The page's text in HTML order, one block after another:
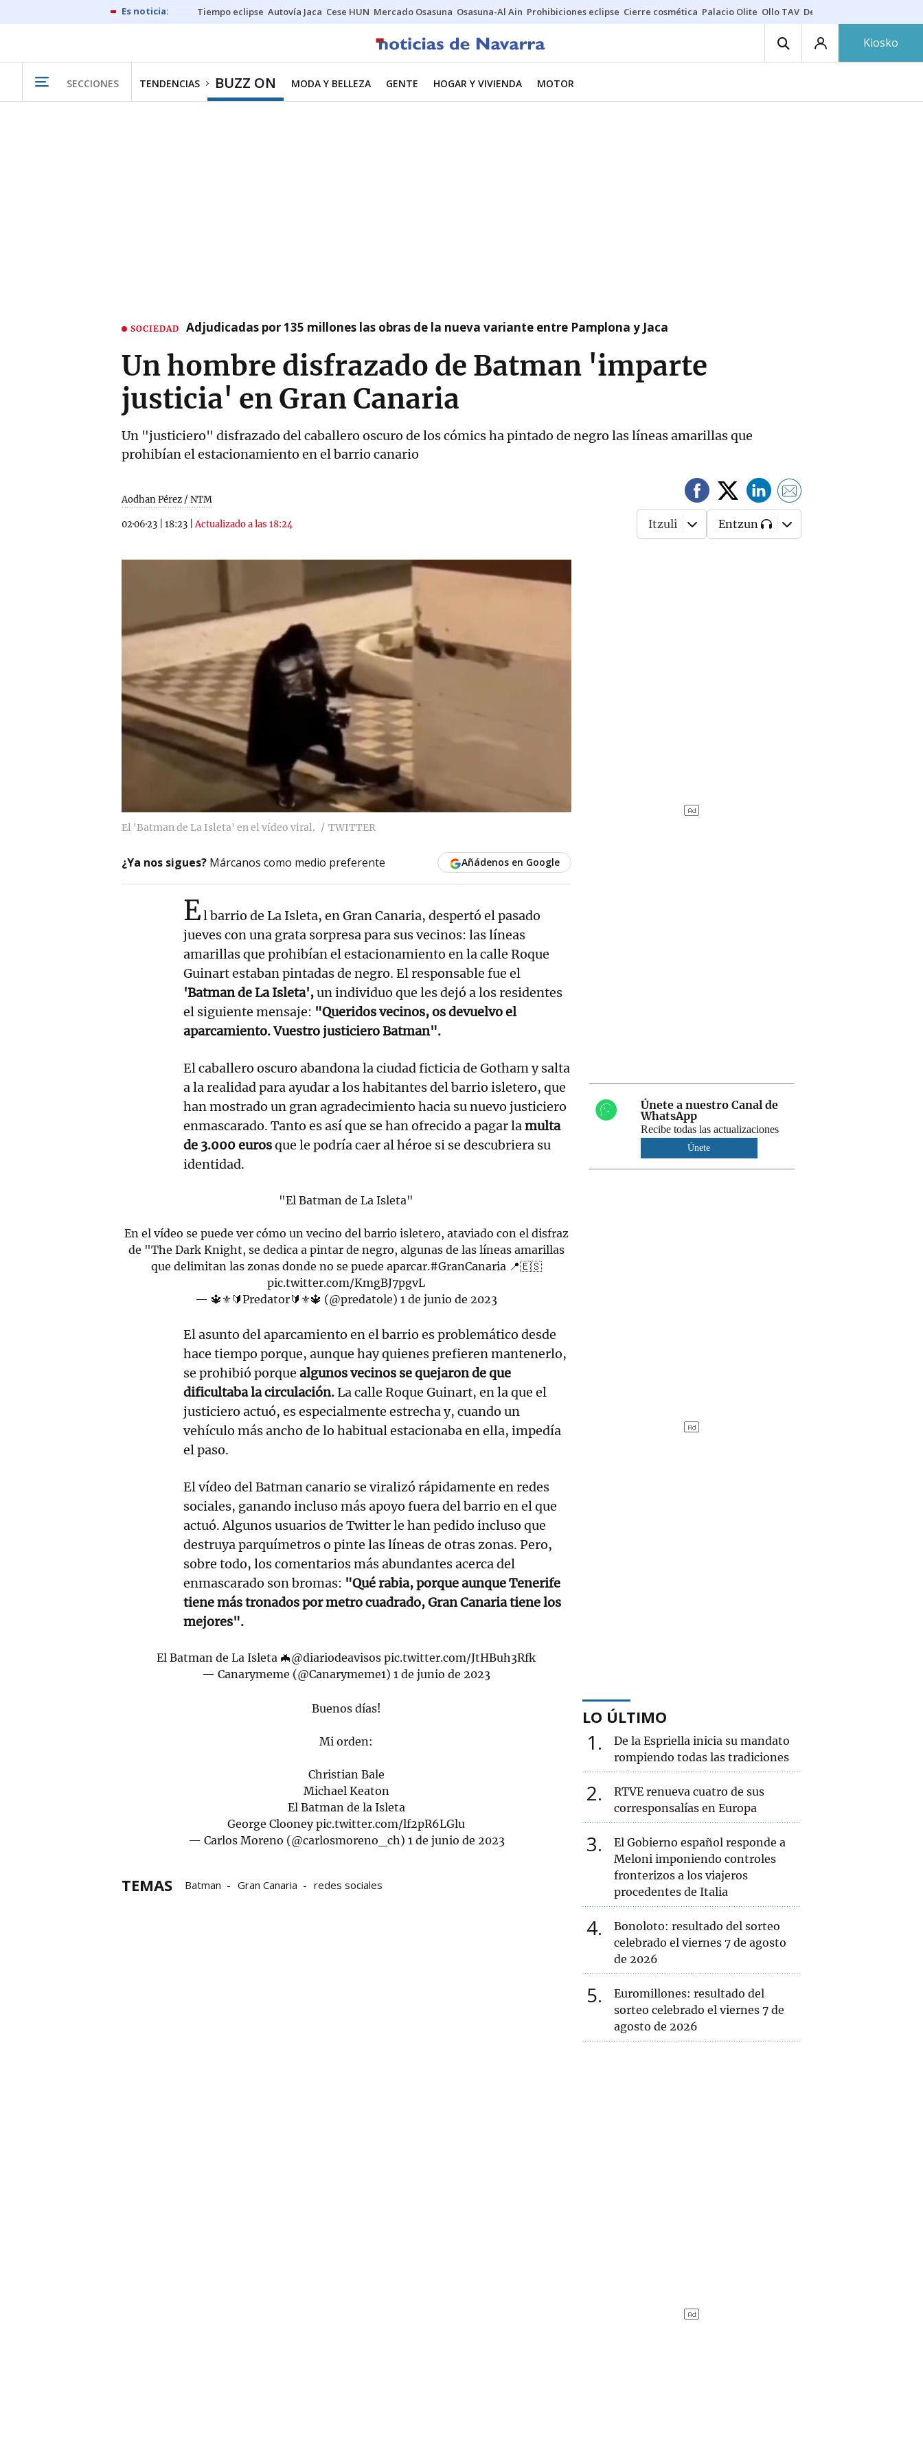
Tiempo eclipse Autovía Jaca Cese HUN Mercado Osasuna Osasuna-Al Ain Prohibiciones eclipse Cierre cosmética Palacio Olite Ollo TAV Derrama vecinos
Kiosko
SECCIONES TENDENCIAS BUZZ ON MODA Y BELLEZA GENTE HOGAR Y VIVIENDA MOTOR
SOCIEDAD Adjudicadas por 135 millones las obras de la nueva variante entre Pamplona y Jaca
Un hombre disfrazado de Batman 'imparte
justicia' en Gran Canaria
Un "justiciero" disfrazado del caballero oscuro de los cómics ha pintado de negro las líneas amarillas que
prohibían el estacionamiento en el barrio canario
Aodhan Pérez / NTM
02·06·23 18:23 |Actualizado a las 18:24 Itzuli Entzun
El 'Batman de La Isleta' en el vídeo viral. TWITTER
¿Ya nos sigues? Márcanos como medio preferente Añádenos en Google
El barrio de La Isleta, en Gran Canaria, despertó el pasado
jueves con una grata sorpresa para sus vecinos: las líneas
amarillas que prohibían el estacionamiento en la calle Roque
Guinart estaban pintadas de negro. El responsable fue el
'Batman de La Isleta',un individuo que les dejó a los residentes
el siguiente mensaje: "Queridos vecinos, os devuelvo el
aparcamiento. Vuestro justiciero Batman".
El caballero oscuro abandona la ciudad ficticia de Gotham y salta
a la realidad para ayudar a los habitantes del barrio isletero, que
han mostrado un gran agradecimiento hacia su nuevo justiciero
enmascarado. Tanto es así que se han ofrecido a pagar lamulta
de 3.000 eurosque le podría caer al héroe si se descubriera su
identidad.
"El Batman de La Isleta"
En el vídeo se puede ver cómo un vecino del barrio isletero, ataviado con el disfraz
de "The Dark Knight, se dedica a pintar de negro, algunas de las líneas amarillas
que delimitan las zonas donde no se puede aparcar.#GranCanaria 📍🇪🇸
pic.twitter.com/KmgBJ7pgvL
— 🔱⚜️🔰Predator🔰⚜️🔱 (@predatole)1 de junio de 2023
El asunto del aparcamiento en el barrio es problemático desde
hace tiempo porque, aunque hay quienes prefieren mantenerlo,
se prohibió porque algunos vecinos se quejaron de que
dificultaba la circulación.La calle Roque Guinart, en la que el
justiciero actuó, es especialmente estrecha y, cuando un
vehículo más ancho de lo habitual estacionaba en ella, impedía
el paso.
El vídeo del Batman canario se viralizó rápidamente en redes
sociales, ganando incluso más apoyo fuera del barrio en el que
actuó. Algunos usuarios de Twitter le han pedido incluso que
destruya parquímetros o pinte las líneas de otras zonas. Pero,
sobre todo, los comentarios más abundantes acerca del
enmascarado son bromas: "Qué rabia, porque aunque Tenerife
tiene más tronados por metro cuadrado, Gran Canaria tiene los
mejores".
El Batman de La Isleta 🦇@diariodeavisos pic.twitter.com/JtHBuh3Rfk
— Canarymeme (@Canarymeme1)1 de junio de 2023
Buenos días!
Mi orden:
Christian Bale
Michael Keaton
El Batman de la Isleta
George Clooneypic.twitter.com/lf2pR6LGlu
— Carlos Moreno (@carlosmoreno_ch) 1 de junio de 2023
TEMAS Batman Gran Canaria redes sociales
Únete a nuestro Canal de
WhatsApp
Recibe todas las actualizaciones
Únete
LO ÚLTIMO
1
De la Espriella inicia su mandato
rompiendo todas las tradiciones
2
RTVE renueva cuatro de sus
corresponsalías en Europa
3
El Gobierno español responde a
Meloni imponiendo controles
fronterizos a los viajeros
procedentes de Italia
4
Bonoloto: resultado del sorteo
celebrado el viernes 7 de agosto
de 2026
5
Euromillones: resultado del
sorteo celebrado el viernes 7 de
agosto de 2026